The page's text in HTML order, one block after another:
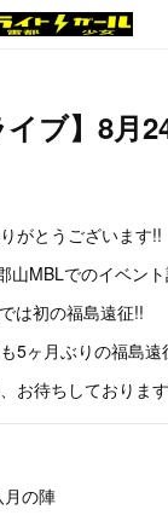
ブ】8月
がとうございます!!
山MBLでのイベン
は初の福島遠征!!
5ヶ月ぶりの福島遠
お待ちしておりま
月の陣